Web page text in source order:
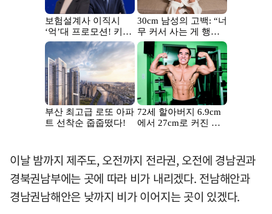
이날 밤까지 제주도, 오전까지 전라권, 오전에 경남권과
경북권남부에는 곳에 따라 비가 내리겠다. 전남해안과
경남권남해안은 낮까지 비가 이어지는 곳이 있겠다.